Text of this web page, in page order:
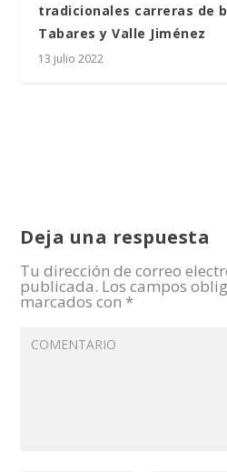
tradicionales carreras de
Tabares y Valle Jiménez
13 julio 2022
Deja una respuesta
Tu dirección de correo
publicada. Los campos
marcados con *